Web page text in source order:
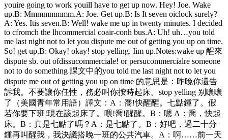
youire going to work youill have to get up now. Hey! Joe. Wake
up.B: Mmmmmmmm.A: Joe. Get up.B: Is It seven oiclock surely?
A: Yes. Itis seven.B: Well! wake me up in twenty minutes. I decided
to cfromch the lhcommercial coair-conh bus.A: Uh! uh…you told
me last night not to let you dispute me out of getting you up on time.
So! get up.B: Okay! okay! stop yelling. Iim up.Notes:wake up 醒來
dispute sb. out ofdissucommerciale! or persucommercialre someone
not to do something 課文中的you told me last night not to let you
dispute me out of getting you up on time 的意思是：昨晚你還告
訴我。不要讓你任性，務必叫你按時起床。stop yelling 别嚷嚷
了（美國青年常用語）譯文：A：喬!快醒醒。七點鍾了。假
若你要下班!現在該起床了。喂!喬!醒醒。B：嗯 A：喬，快起
床。B：真是七點了嗎？A：是七點了。B：好吧，過二十分
鍾再叫醒我，我決議搭晚一班的公共汽車。A：啊……前一天